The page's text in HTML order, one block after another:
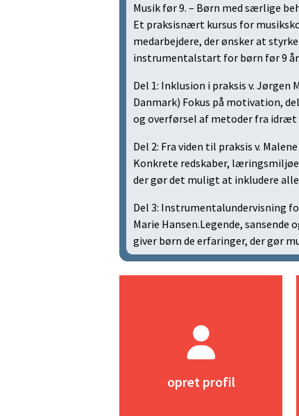
Musik før 9. – Børn med særlige
Et praksisnært kursus for
medarbejdere, der ønsker at
instrumentalstart for børn før 9 år.
Del 1: Inklusion i praksis v.
Danmark) Fokus på motivation,
og overførsel af metoder fra idræt
Del 2: Fra viden til praksis v.
Konkrete redskaber,
der gør det muligt at inkludere
Del 3: Instrumentalundervisning
Marie Hansen.Legende,
giver børn de erfaringer, der gør
opret profil
Opret profil
For at deltage skal du oprette en
profil